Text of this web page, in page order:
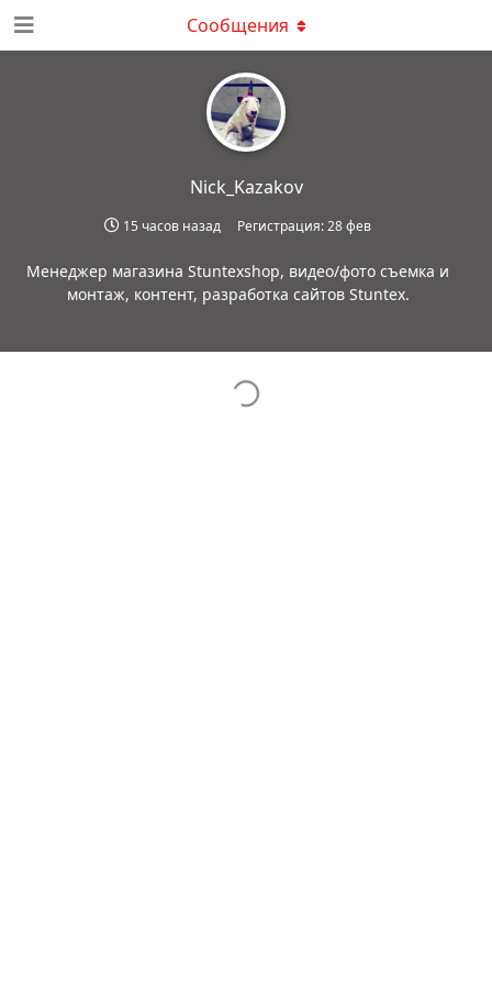
Nick_Kazakov
15 часов назад Регистрация:28 фев
Менеджер магазина Stuntexshop, видео/фото съемка и
монтаж, контент, разработка сайтов Stuntex.
Сообщения